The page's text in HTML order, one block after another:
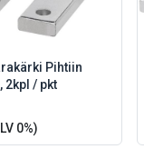
Pihtiin
2kpl / pkt
0%)